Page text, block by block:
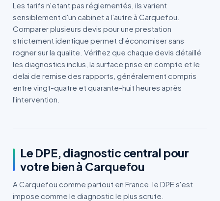
Les tarifs n'etant pas réglementés, ils varient
sensiblement d'un cabinet a l'autre à Carquefou.
Comparer plusieurs devis pour une prestation
strictement identique permet d'économiser sans
rogner sur la qualite. Vérifiez que chaque devis détaillé
les diagnostics inclus, la surface prise en compte et le
delai de remise des rapports, généralement compris
entre vingt-quatre et quarante-huit heures après
l'intervention.
Le DPE, diagnostic central pour
votre bien à Carquefou
A Carquefou comme partout en France, le DPE s'est
impose comme le diagnostic le plus scrute.